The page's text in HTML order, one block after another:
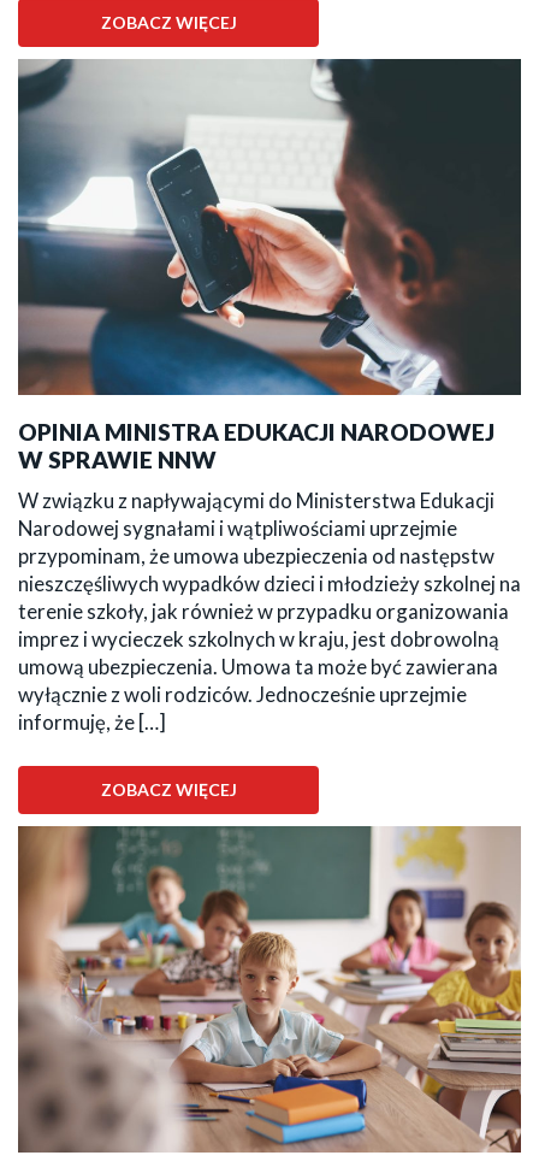
ZOBACZ WIĘCEJ
OPINIA MINISTRA EDUKACJI NARODOWEJ
W SPRAWIE NNW
W związku z napływającymi do Ministerstwa Edukacji
Narodowej sygnałami i wątpliwościami uprzejmie
przypominam, że umowa ubezpieczenia od następstw
nieszczęśliwych wypadków dzieci i młodzieży szkolnej na
terenie szkoły, jak również w przypadku organizowania
imprez i wycieczek szkolnych w kraju, jest dobrowolną
umową ubezpieczenia. Umowa ta może być zawierana
wyłącznie z woli rodziców. Jednocześnie uprzejmie
informuję, że […]
ZOBACZ WIĘCEJ